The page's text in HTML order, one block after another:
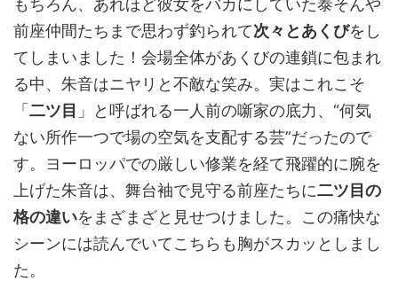
もちろん、あれほど彼女をバカにしていた泰そんや
前座仲間たちまで思わず釣られて次々とあくびをし
てしまいました！会場全体があくびの連鎖に包まれ
る中、朱音はニヤリと不敵な笑み。実はこれこそ
「 二ツ目 」と呼ばれる一人前の噺家の底力、“何気
ない所作一つで場の空気を支配する芸”だったので
す。ヨーロッパでの厳しい修業を経て飛躍的に腕を
上げた朱音は、舞台袖で見守る前座たちに二ツ目の
格の違いをまざまざと見せつけました。この痛快な
シーンには読んでいてこちらも胸がスカッとしまし
た。